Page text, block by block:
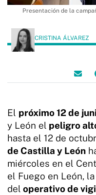
Presentación de la
CRISTINA ÁLVAREZ
El próximo 12 de
y León el peligro
hasta el 12 de
de Castilla y León
miércoles en el
el Fuego en León,
del operativo de